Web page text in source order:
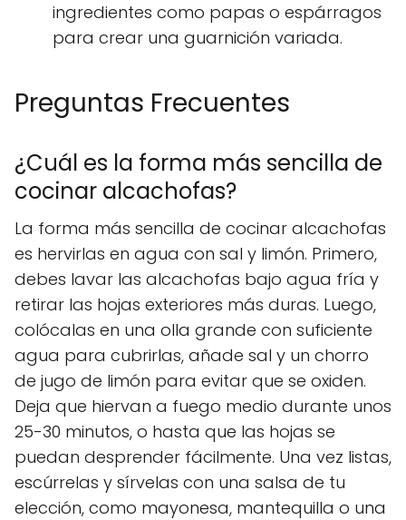
ingredientes como papas o espárragos
para crear una guarnición variada.
Preguntas Frecuentes
¿Cuál es la forma más sencilla de
cocinar alcachofas?
La forma más sencilla de cocinar alcachofas
es hervirlas en agua con sal y limón. Primero,
debes lavar las alcachofas bajo agua fría y
retirar las hojas exteriores más duras. Luego,
colócalas en una olla grande con suficiente
agua para cubrirlas, añade sal y un chorro
de jugo de limón para evitar que se oxiden.
Deja que hiervan a fuego medio durante unos
25-30 minutos, o hasta que las hojas se
puedan desprender fácilmente. Una vez listas,
escúrrelas y sírvelas con una salsa de tu
elección, como mayonesa, mantequilla o una